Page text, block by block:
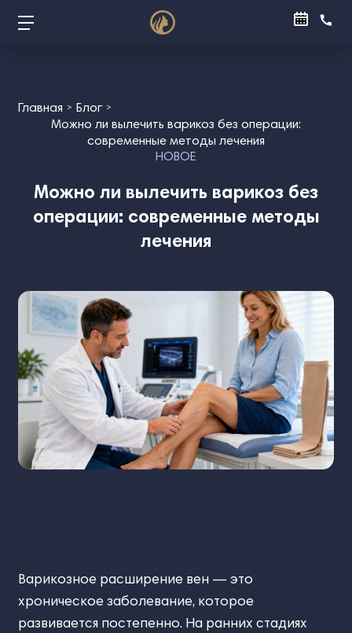
Главная
Блог
Можно ли вылечить варикоз без операции:
современные методы лечения
НОВОЕ
Можно ли вылечить варикоз без
операции: современные методы
лечения
Варикозное расширение вен — это
хроническое заболевание, которое
развивается постепенно. На ранних стадиях